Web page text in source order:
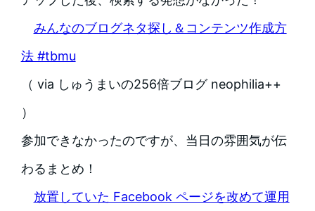
みんなのブログネタ探し＆コンテンツ作成方
法 #tbmu
（ via しゅうまいの256倍ブログ neophilia++
）
参加できなかったのですが、当日の雰囲気が伝
わるまとめ！
放置していた Facebook ページを改めて運用